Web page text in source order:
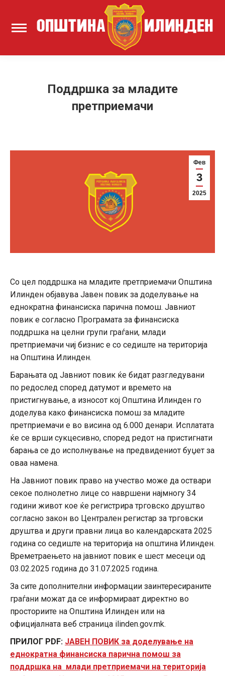
Поддршка за младите
претприемачи
Фев
3
2025
Со цел поддршка на младите претприемачи Општина
Илинден објавува Јавен повик за доделување на
еднократна финансиска парична помош. Јавниот
повик е согласно Програмата за финансиска
поддршка на целни групи граѓани, млади
претприемачи чиј бизнис е со седиште на територија
на Општина Илинден.
Барањата од Јавниот повик ќе бидат разгледувани
по редослед според датумот и времето на
пристигнување, а износот кој Општина Илинден го
доделува како финансиска помош за младите
претприемачи е во висина од 6.000 денари. Исплатата
ќе се врши сукцесивно, според редот на пристигнати
барања се до исполнување на предвидениот буџет за
оваа намена.
На Јавниот повик право на учество може да оствари
секое полнолетно лице со навршени најмногу 34
години живот кое ќе регистрира трговско друштво
согласно закон во Централен регистар за трговски
друштва и други правни лица во календарската 2025
година со седиште на територија на општина Илинден.
Времетраењето на јавниот повик е шест месеци од
03.02.2025 година до 31.07.2025 година.
За сите дополнителни информации заинтересираните
граѓани можат да се информираат директно во
просториите на Општина Илинден или на
официјалната веб страница ilinden.gov.mk.
ПРИЛОГ PDF: ЈАВЕН ПОВИК за доделување на
еднократна финансиска парична помош за
поддршка на млади претприемачи на територија